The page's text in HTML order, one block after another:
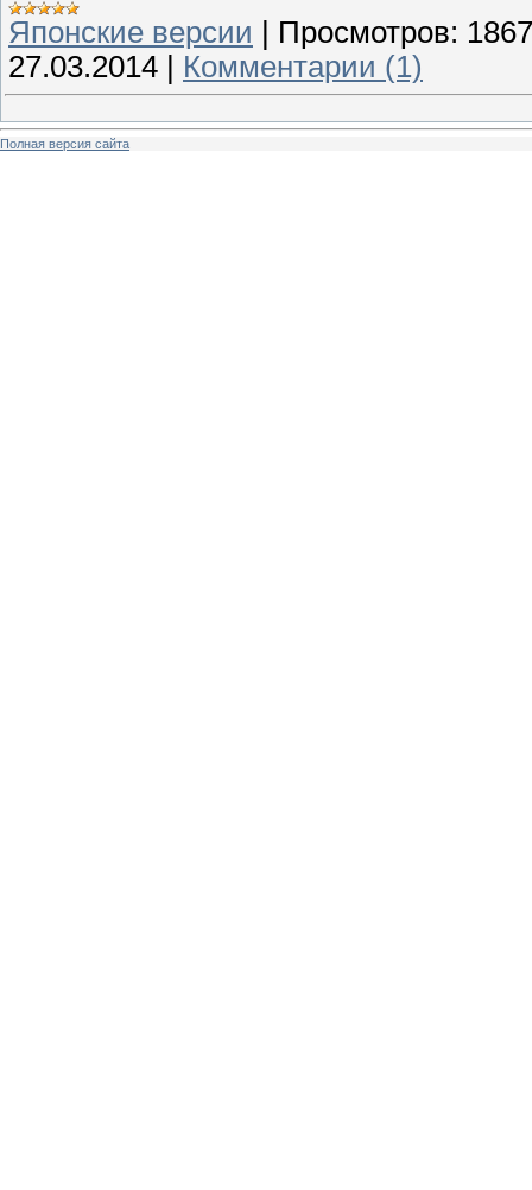
Японские версии
Просмотров: 1867
27.03.2014
Комментарии (1)
Полная версия сайта